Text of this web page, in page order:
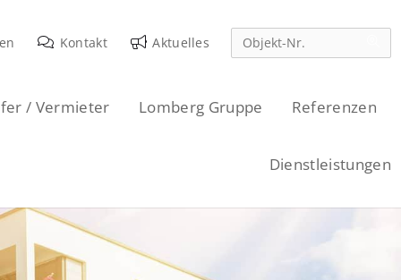
Kontakt Aktuelles
/ Vermieter Lomberg Gruppe Referenzen
Dienstleistungen